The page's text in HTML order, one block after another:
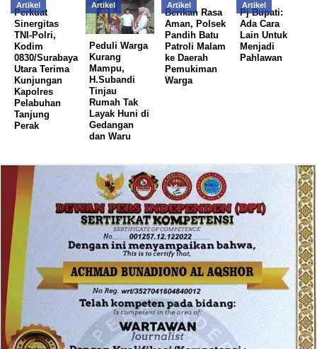
Artikel
Perkuat
Sinergitas
TNI-Polri,
Kodim
0830/Surabaya
Utara Terima
Kunjungan
Kapolres
Pelabuhan
Tanjung
Perak
Artikel
Peduli Warga
Kurang
Mampu,
H.Subandi
Tinjau
Rumah Tak
Layak Huni di
Gedangan
dan Waru
Artikel
Berikan Rasa
Aman, Polsek
Pandih Batu
Patroli Malam
ke Daerah
Pemukiman
Warga
Artikel
Pj Bupati:
Ada Cara
Lain Untuk
Menjadi
Pahlawan